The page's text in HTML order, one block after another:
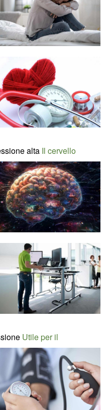
alta Il cervello
Utile per il